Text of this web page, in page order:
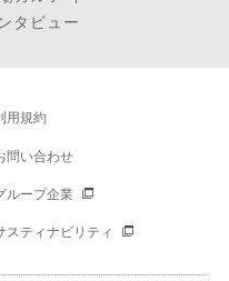
タビュー
用規約
問い合わせ
ループ企業
スティナビリティ